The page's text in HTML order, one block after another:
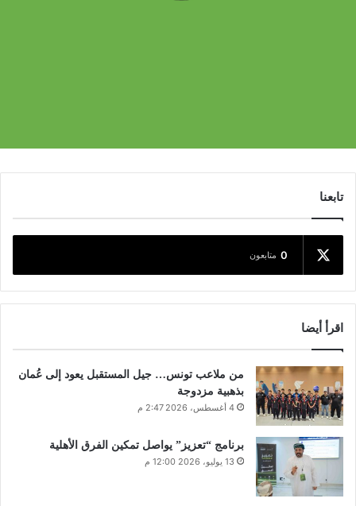
تابعنا
0 متابعون
اقرأ أيضا
من ملاعب تونس… جيل المستقبل يعود إلى عُمان
بذهبية مزدوجة
4 أغسطس، 2026 2:47 م
برنامج “تعزيز” يواصل تمكين الفرق الأهلية
13 يوليو، 2026 12:00 م